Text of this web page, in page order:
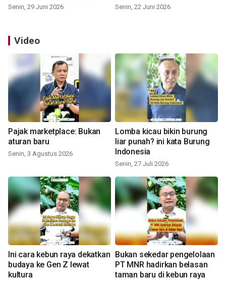
Senin, 29 Juni 2026 Senin, 22 Juni 2026
Video
Pajak marketplace: Bukan
aturan baru
Senin, 3 Agustus 2026
Lomba kicau bikin burung
liar punah? ini kata Burung
Indonesia
Senin, 27 Juli 2026
Ini cara kebun raya dekatkan
budaya ke Gen Z lewat
kultura
Bukan sekedar pengelolaan
PT MNR hadirkan belasan
taman baru di kebun raya